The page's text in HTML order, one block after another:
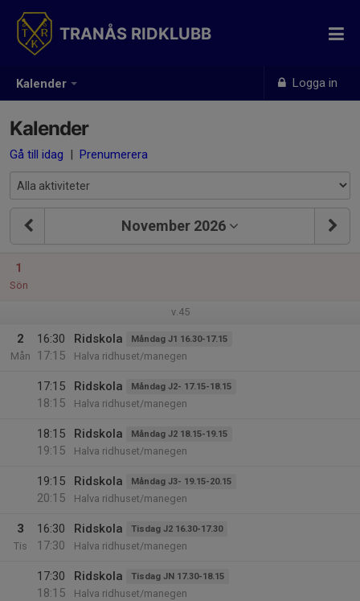
Kalender Logga in
TRANÅS RIDKLUBB
Kalender
Gå till idag | Prenumerera
November 2026
1
Sön
v.45
2
Mån
16:30
17:15
Ridskola Måndag J1 16.30-17.15
Halva ridhuset/manegen
17:15
18:15
Ridskola Måndag J2- 17.15-18.15
Halva ridhuset/manegen
18:15
19:15
Ridskola Måndag J2 18.15-19.15
Halva ridhuset/manegen
19:15
20:15
Ridskola Måndag J3- 19.15-20.15
Halva ridhuset/manegen
3
Tis
16:30
17:30
Ridskola Tisdag J2 16.30-17.30
Halva ridhuset/manegen
17:30
18:15
Ridskola Tisdag JN 17.30-18.15
Halva ridhuset/manegen